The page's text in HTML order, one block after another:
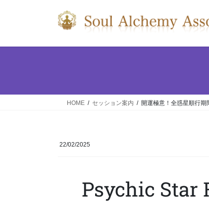
HOME セッション案内 開運極意！全惑星順行期
22/02/2025
Psychic Star